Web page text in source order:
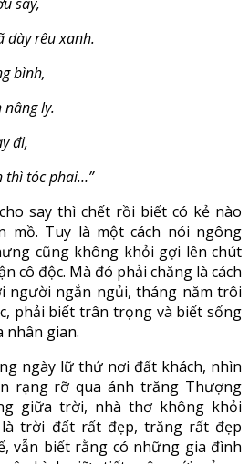
dày rêu xanh.
bình,
ly.
đi,
thì tóc phai…”
say thì chết rồi biết có kẻ nào
mồ. Tuy là một cách nói ngông
cũng không khỏi gợi lên chút
cô độc. Mà đó phải chăng là cách
người ngắn ngủi, tháng năm trôi
phải biết trân trọng và biết sống
nhân gian.
ngày lữ thứ nơi đất khách, nhìn
rạng rỡ qua ánh trăng Thượng
giữa trời, nhà thơ không khỏi
là trời đất rất đẹp, trăng rất đẹp
vẫn biết rằng có những gia đình